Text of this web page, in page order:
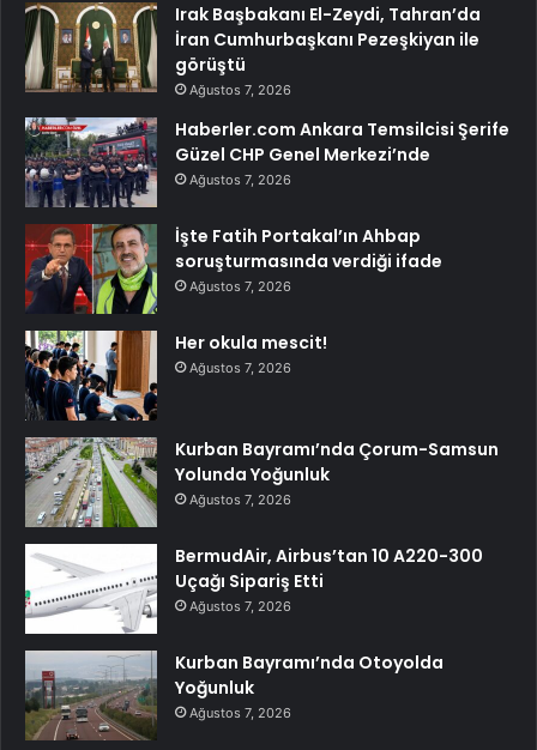
Irak Başbakanı El-Zeydi, Tahran’da
İran Cumhurbaşkanı Pezeşkiyan ile
görüştü
Ağustos 7, 2026
Haberler.com Ankara Temsilcisi Şerife
Güzel CHP Genel Merkezi’nde
Ağustos 7, 2026
İşte Fatih Portakal’ın Ahbap
soruşturmasında verdiği ifade
Ağustos 7, 2026
Her okula mescit!
Ağustos 7, 2026
Kurban Bayramı’nda Çorum-Samsun
Yolunda Yoğunluk
Ağustos 7, 2026
BermudAir, Airbus’tan 10 A220-300
Uçağı Sipariş Etti
Ağustos 7, 2026
Kurban Bayramı’nda Otoyolda
Yoğunluk
Ağustos 7, 2026